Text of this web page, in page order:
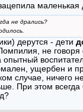
маленькая
не дрались?
дерутся - дети
не
ущербен и
случае, ничего
При этом